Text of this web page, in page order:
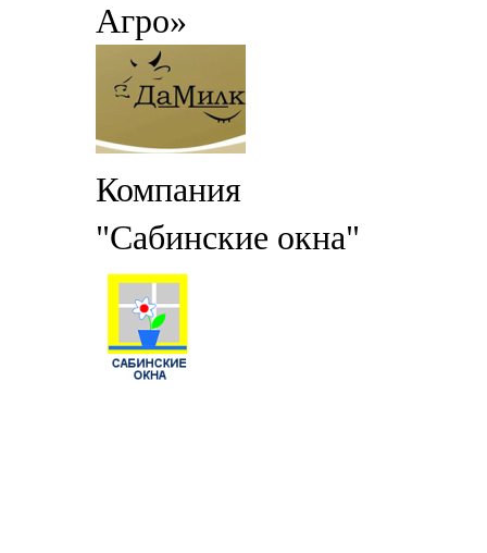
Агро»
Компания
"Сабинские окна"